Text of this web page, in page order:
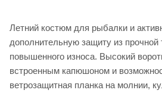
Летний костюм для рыбалки и
дополнительную защиту из прочной
повышенного износа. Высокий
встроенным капюшоном и
ветрозащитная планка на молнии,